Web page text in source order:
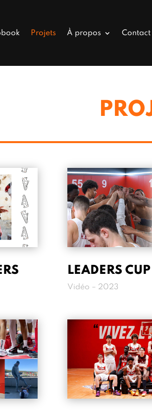
Projets À propos Contact
LEADERS
Vidéo – 2023